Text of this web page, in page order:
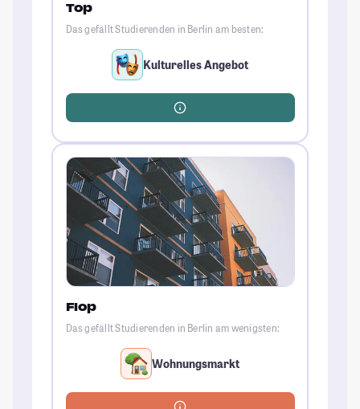
Top
Das gefällt Studierenden in Berlin am besten:
Kulturelles Angebot
Flop
Das gefällt Studierenden in Berlin am wenigsten:
Wohnungsmarkt